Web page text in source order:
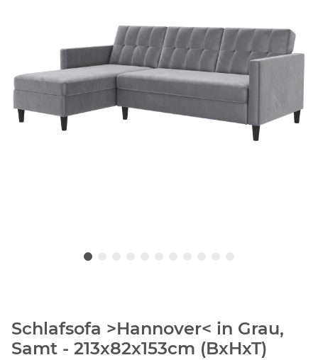
Schlafsofa >Hannover< in Grau,
Samt - 213x82x153cm (BxHxT)